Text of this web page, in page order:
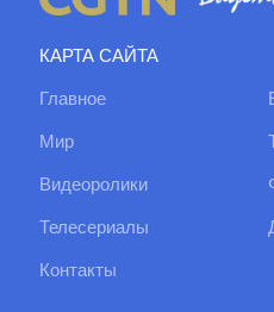
КАРТА САЙТА
Главное
Мир
Видеоролики
Телесериалы
Контакты